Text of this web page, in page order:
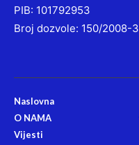
PIB: 101792953
Broj dozvole: 150/2008-3
Naslovna
O NAMA
Vijesti